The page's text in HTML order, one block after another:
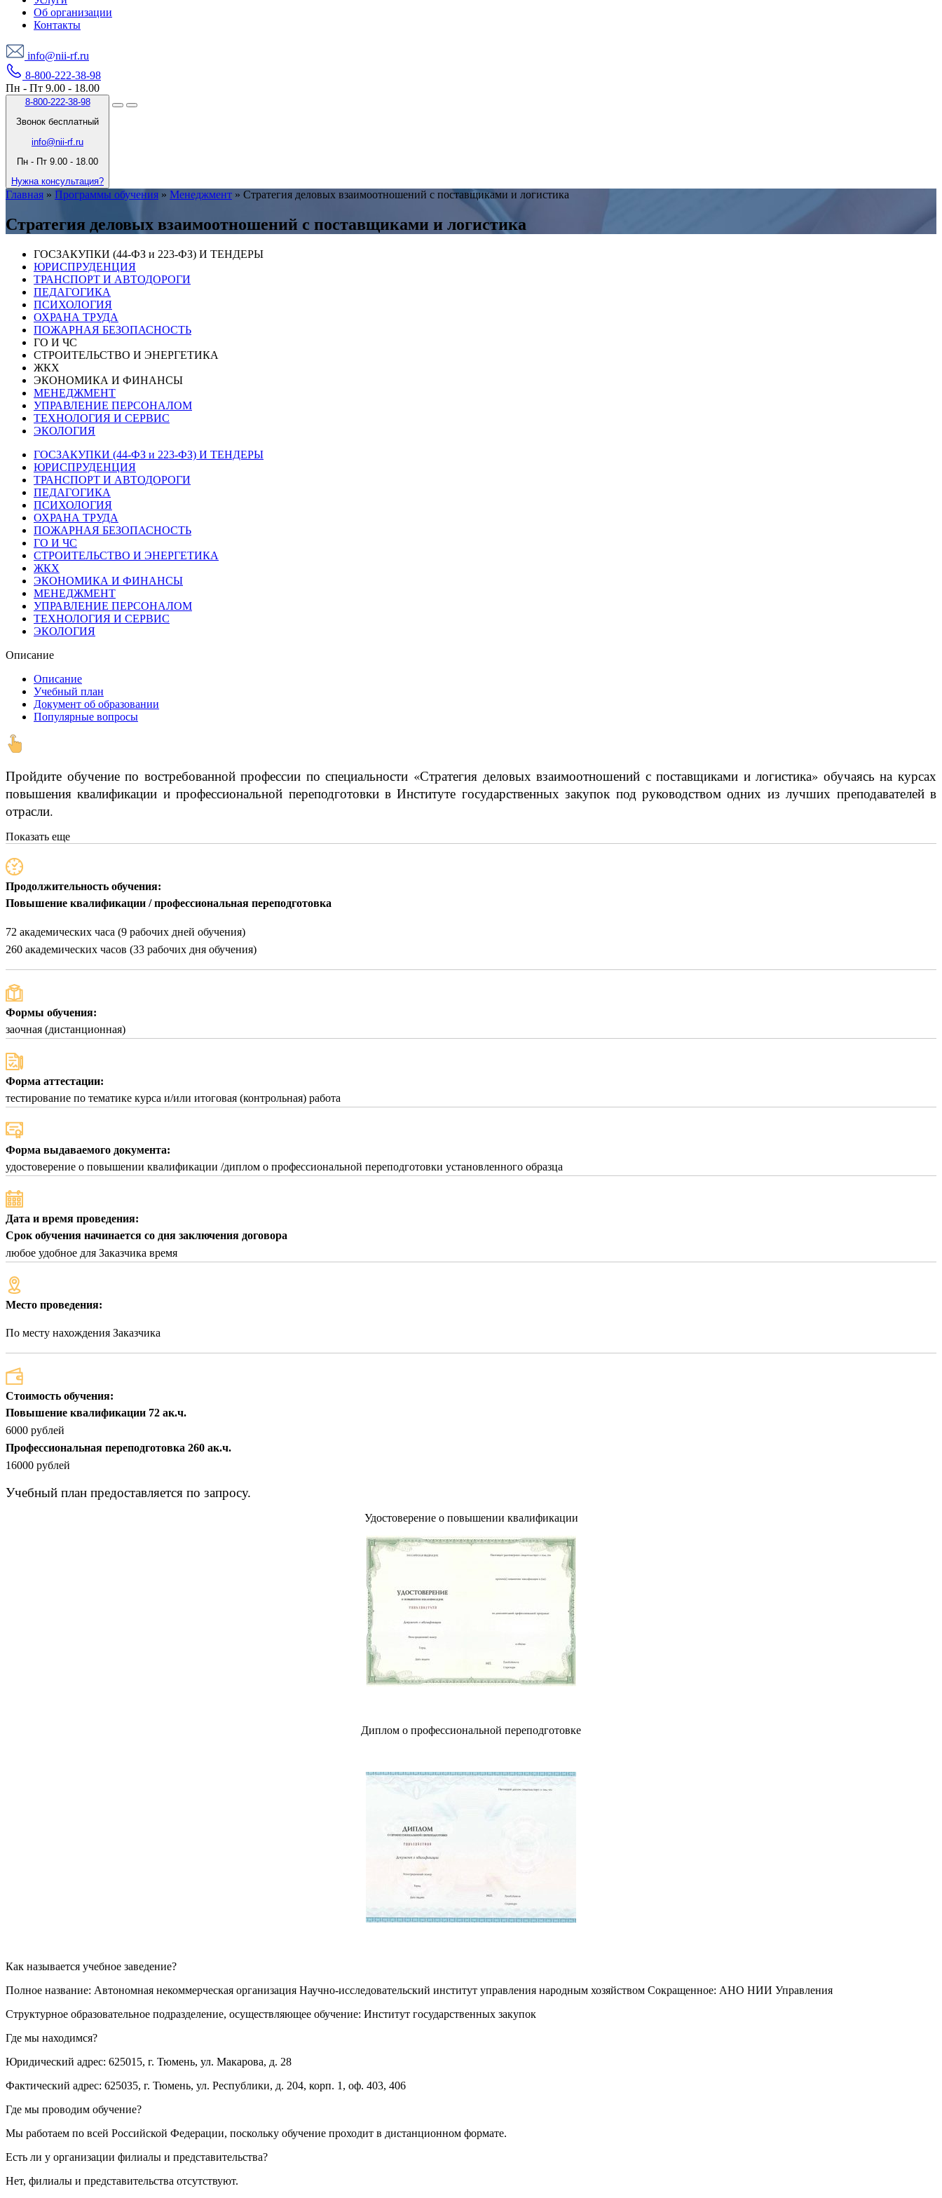
Об организации
Контакты
info@nii-rf.ru
8-800-222-38-98
Пн - Пт 9.00 - 18.00
8-800-222-38-98
Звонок бесплатный
info@nii-rf.ru
Пн - Пт 9.00 - 18.00
Нужна консультация?
Главная » Программы обучения » Менеджмент » Стратегия деловых взаимоотношений с поставщиками и логистика
Стратегия деловых взаимоотношений с поставщиками и логистика
ГОСЗАКУПКИ (44-ФЗ и 223-ФЗ) И ТЕНДЕРЫ
ЮРИСПРУДЕНЦИЯ
ТРАНСПОРТ И АВТОДОРОГИ
ПЕДАГОГИКА
ПСИХОЛОГИЯ
ОХРАНА ТРУДА
ПОЖАРНАЯ БЕЗОПАСНОСТЬ
ГО И ЧС
СТРОИТЕЛЬСТВО И ЭНЕРГЕТИКА
ЖКХ
ЭКОНОМИКА И ФИНАНСЫ
МЕНЕДЖМЕНТ
УПРАВЛЕНИЕ ПЕРСОНАЛОМ
ТЕХНОЛОГИЯ И СЕРВИС
ЭКОЛОГИЯ
ГОСЗАКУПКИ (44-ФЗ и 223-ФЗ) И ТЕНДЕРЫ
ЮРИСПРУДЕНЦИЯ
ТРАНСПОРТ И АВТОДОРОГИ
ПЕДАГОГИКА
ПСИХОЛОГИЯ
ОХРАНА ТРУДА
ПОЖАРНАЯ БЕЗОПАСНОСТЬ
ГО И ЧС
СТРОИТЕЛЬСТВО И ЭНЕРГЕТИКА
ЖКХ
ЭКОНОМИКА И ФИНАНСЫ
МЕНЕДЖМЕНТ
УПРАВЛЕНИЕ ПЕРСОНАЛОМ
ТЕХНОЛОГИЯ И СЕРВИС
ЭКОЛОГИЯ
Описание
Описание
Учебный план
Документ об образовании
Популярные вопросы
Пройдите обучение по востребованной профессии по специальности «Стратегия деловых взаимоотношений с поставщиками и логистика» обучаясь на курсах
повышения квалификации и профессиональной переподготовки в Институте государственных закупок под руководством одних из лучших преподавателей в
отрасли.
Показать еще
Продолжительность обучения:
Повышение квалификации / профессиональная переподготовка
72 академических часа (9 рабочих дней обучения)
260 академических часов (33 рабочих дня обучения)
Формы обучения:
заочная (дистанционная)
Форма аттестации:
тестирование по тематике курса и/или итоговая (контрольная) работа
Форма выдаваемого документа:
удостоверение о повышении квалификации /диплом о профессиональной переподготовки установленного образца
Дата и время проведения:
Срок обучения начинается со дня заключения договора
любое удобное для Заказчика время
Место проведения:
По месту нахождения Заказчика
Стоимость обучения:
Повышение квалификации 72 ак.ч.
6000 рублей
Профессиональная переподготовка 260 ак.ч.
16000 рублей
Учебный план предоставляется по запросу.
Удостоверение о повышении квалификации
Диплом о профессиональной переподготовке
Как называется учебное заведение?
Полное название: Автономная некоммерческая организация Научно-исследовательский институт управления народным хозяйством Сокращенное: АНО НИИ Управления
Структурное образовательное подразделение, осуществляющее обучение: Институт государственных закупок
Где мы находимся?
Юридический адрес: 625015, г. Тюмень, ул. Макарова, д. 28
Фактический адрес: 625035, г. Тюмень, ул. Республики, д. 204, корп. 1, оф. 403, 406
Где мы проводим обучение?
Мы работаем по всей Российской Федерации, поскольку обучение проходит в дистанционном формате.
Есть ли у организации филиалы и представительства?
Нет, филиалы и представительства отсутствуют.